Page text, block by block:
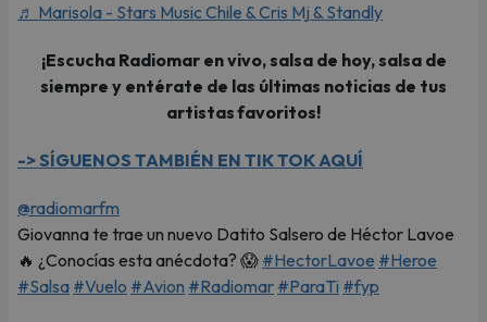
♬ Marisola - Stars Music Chile & Cris Mj & Standly
¡Escucha Radiomar en vivo, salsa de hoy, salsa de
siempre y entérate de las últimas noticias de tus
artistas favoritos!
-> SÍGUENOS TAMBIÉN EN TIK TOK AQUÍ
@radiomarfm
Giovanna te trae un nuevo Datito Salsero de Héctor Lavoe
🔥 ¿Conocías esta anécdota? 😱 #HectorLavoe #Heroe
#Salsa #Vuelo #Avion #Radiomar #ParaTi #fyp